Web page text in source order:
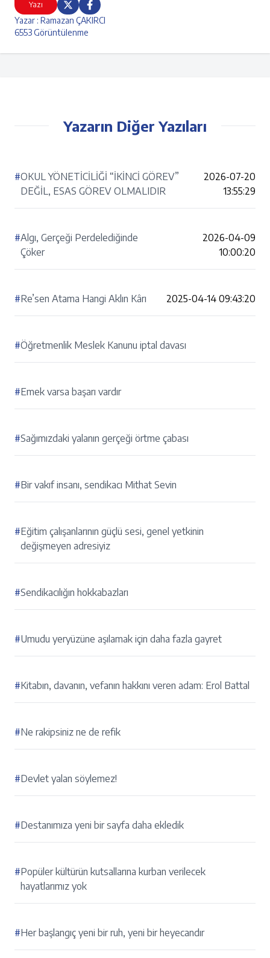
Yazı
Yazar : Ramazan ÇAKIRCI
6553 Görüntülenme
Yazarın Diğer Yazıları
#OKUL YÖNETİCİLİĞİ “İKİNCİ GÖREV”
DEĞİL, ESAS GÖREV OLMALIDIR
2026-07-20
13:55:29
#Algı, Gerçeği Perdelediğinde
Çöker
2026-04-09
10:00:20
#Re’sen Atama Hangi Aklın Kârı 2025-04-14 09:43:20
#Öğretmenlik Meslek Kanunu iptal davası
#Emek varsa başarı vardır
#Sağımızdaki yalanın gerçeği örtme çabası
#Bir vakıf insanı, sendikacı Mithat Sevin
#Eğitim çalışanlarının güçlü sesi, genel yetkinin
değişmeyen adresiyiz
#Sendikacılığın hokkabazları
#Umudu yeryüzüne aşılamak için daha fazla gayret
#Kitabın, davanın, vefanın hakkını veren adam: Erol Battal
#Ne rakipsiniz ne de refik
#Devlet yalan söylemez!
#Destanımıza yeni bir sayfa daha ekledik
#Popüler kültürün kutsallarına kurban verilecek
hayatlarımız yok
#Her başlangıç yeni bir ruh, yeni bir heyecandır